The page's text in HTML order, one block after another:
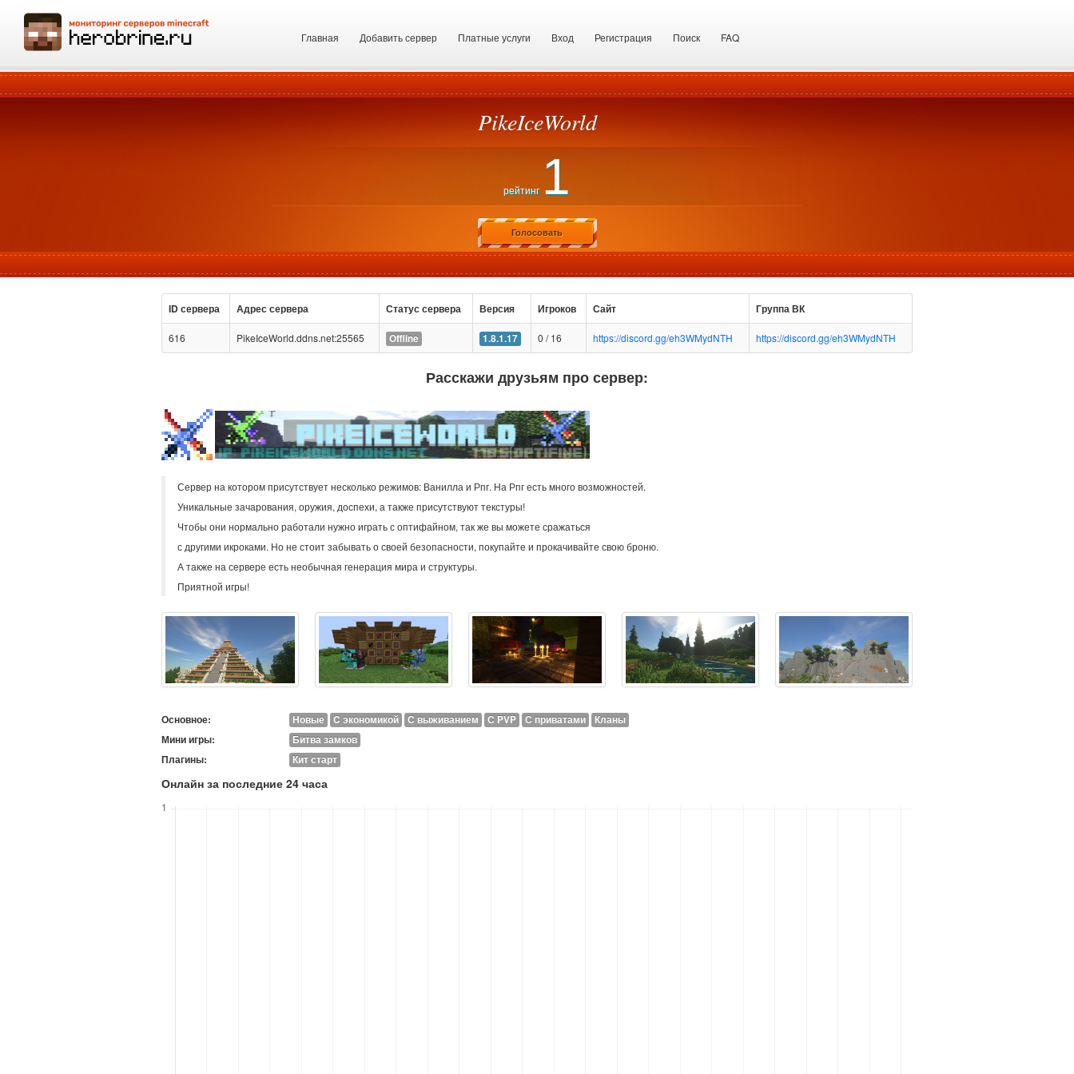
Главная Добавить сервер Платные услуги Вход Регистрация Поиск FAQ
PikeIceWorld
рейтинг 1
Голосовать
ID сервера Адрес сервера Статус сервера Версия Игроков Сайт Группа ВК
616 PikeIceWorld.ddns.net:25565 Offline 1.8.1.17 0 / 16 https://discord.gg/eh3WMydNTH https://discord.gg/eh3WMydNTH
Расскажи друзьям про сервер:
Сервер на котором присутствует несколько режимов: Ванилла и Рпг. На Рпг есть много возможностей.
Уникальные зачарования, оружия, доспехи, а также присутствуют текстуры!
Чтобы они нормально работали нужно играть с оптифайном, так же вы можете сражаться
с другими икроками. Но не стоит забывать о своей безопасности, покупайте и прокачивайте свою броню.
А также на сервере есть необычная генерация мира и структуры.
Приятной игры!
Основное: Новые C экономикой С выживанием С PVP С приватами Кланы
Мини игры: Битва замков
Плагины: Кит старт
Онлайн за последние 24 часа